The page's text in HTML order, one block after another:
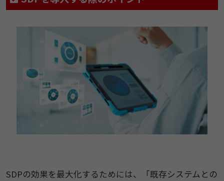
SDPの効果を最大化するためには、「既存システムとの